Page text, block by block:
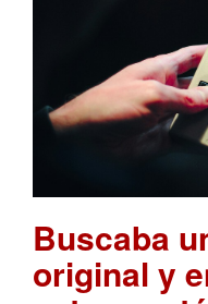
Buscaba
original y